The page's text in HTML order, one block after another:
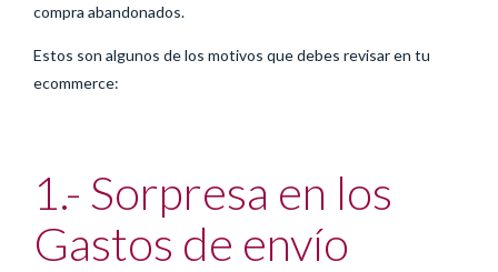
compra abandonados.
Estos son algunos de los motivos que debes revisar en tu
ecommerce:
1.- Sorpresa en los
Gastos de envío